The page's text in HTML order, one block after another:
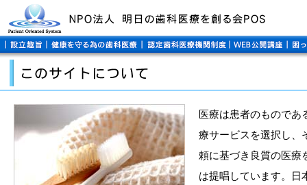
医療は患者のもので
療サービスを選択し、
頼に基づき良質の医療
は提唱しています。日